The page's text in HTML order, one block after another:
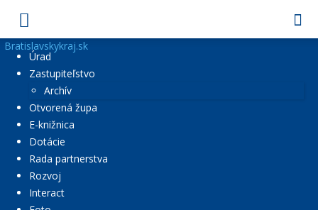
Bratislavskykraj.sk
Úrad
Zastupiteľstvo
Archív
Otvorená župa
E-knižnica
Dotácie
Rada partnerstva
Rozvoj
Interact